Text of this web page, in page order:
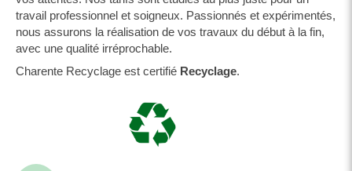
travail professionnel et soigneux. Passionnés et expérimentés,
nous assurons la réalisation de vos travaux du début à la fin,
avec une qualité irréprochable.
Charente Recyclage est certifié Recyclage.